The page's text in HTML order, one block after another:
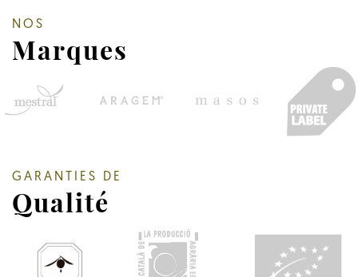
NOS
Marques
GARANTIES DE
Qualité